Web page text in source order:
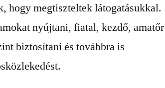
hogy megtiszteltek látogatásukkal.
nyújtani, fiatal, kezdő, amatőr
biztosítani és továbbra is